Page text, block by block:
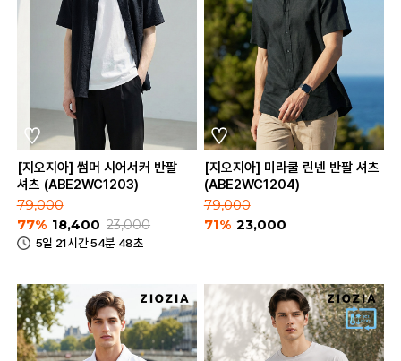
[지오지아] 썸머 시어서커 반팔
셔츠 (ABE2WC1203)
79,000
77% 18,400 23,000
5일 21시간 54분 48초
[지오지아] 미라쿨 린넨 반팔 셔츠
(ABE2WC1204)
79,000
71% 23,000